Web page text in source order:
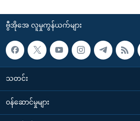
ဗွီအိုအေ လူမှုကွန်ယက်များ
သတင်း
၀န်ဆောင်မှုများ